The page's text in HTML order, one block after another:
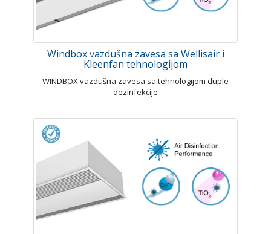
Windbox vazdušna zavesa sa Wellisair i
Kleenfan tehnologijom
WINDBOX vazdušna zavesa sa tehnologijom duple
dezinfekcije